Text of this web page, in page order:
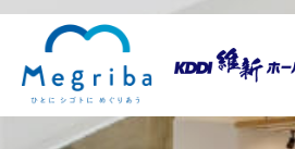
コ
ツ
ナ
シ